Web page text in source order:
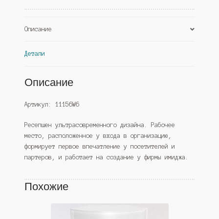
Описание
Детали
Описание
Артикул: 11156W6
Ресепшен ультрасовременного дизайна. Рабочее
место, расположенное у входа в организацию,
формирует первое впечатление у посетителей и
партеров, и работает на создание у фирмы имиджа.
Похожие